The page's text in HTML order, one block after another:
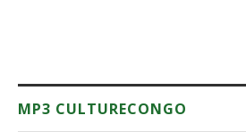
MP3 CULTURECONGO